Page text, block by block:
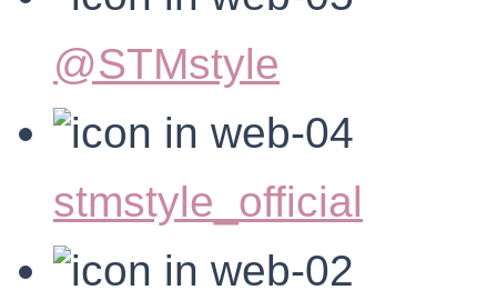
@STMstyle
stmstyle_official